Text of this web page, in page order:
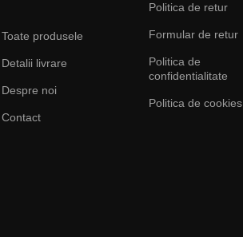
Toate produsele
Detalii livrare
Despre noi
Contact
Politica de retur
Formular de retur
Politica de
confidentialitate
Politica de cookies